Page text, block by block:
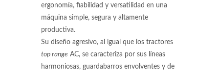
ergonomía, fiabilidad y versatilidad en una
máquina simple, segura y altamente
productiva.
Su diseño agresivo, al igual que los tractores
top range AC, se caracteriza por sus líneas
harmoniosas, guardabarros envolventes y de